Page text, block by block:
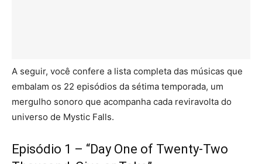
A seguir, você confere a lista completa das músicas que
embalam os 22 episódios da sétima temporada, um
mergulho sonoro que acompanha cada reviravolta do
universo de Mystic Falls.
Episódio 1 – “Day One of Twenty-Two